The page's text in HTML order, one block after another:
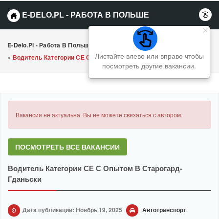
E-DELO.PL - РАБОТА В ПОЛЬШЕ
Листайте влево или вправо чтобы
посмотреть другие вакансии.
E-Delo.pl - Работа В Польше Вакансии
Автотранспорт
» Водитель Категории СЕ С Опытом В Старогард-Гданьски
Вакансия не актуальна. Вы не можете связаться с автором.
ПОСМОТРЕТЬ ВСЕ ВАКАНСИИ
Водитель Категории СЕ С Опытом В Старогард-
Гданьски
Дата публикации: Ноябрь 19, 2025
Автотранспорт